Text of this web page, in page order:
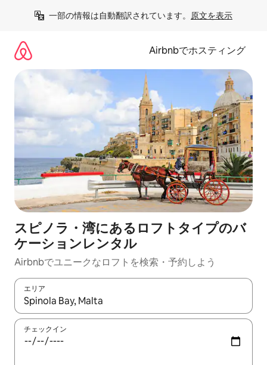
一部の情報は自動翻訳されています。 原文を表示
Airbnbでホスティング
スピノラ・湾にあるロフトタイプのバ
ケーションレンタル
Airbnbでユニークなロフトを検索・予約しよう
エリア
検索結果が表示されたら、上下の矢印キーを使って移動するか
チェックイン